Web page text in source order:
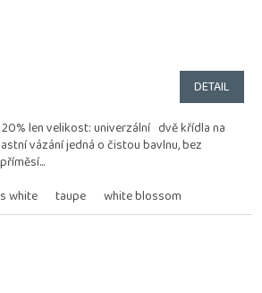
DETAIL
len velikost: univerzální dvě křídla na
vázání jedná o čistou bavlnu, bez
white taupe white blossom